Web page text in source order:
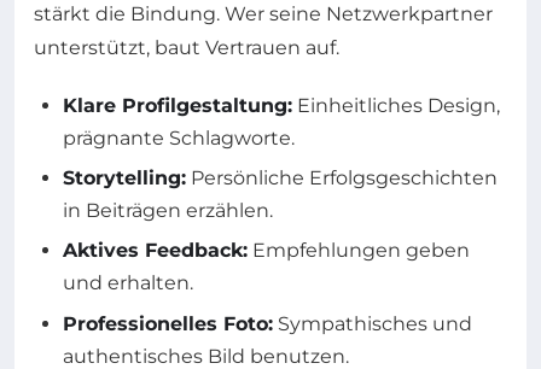
stärkt die Bindung. Wer seine Netzwerkpartner
unterstützt, baut Vertrauen auf.
Klare Profilgestaltung: Einheitliches Design,
prägnante Schlagworte.
Storytelling: Persönliche Erfolgsgeschichten
in Beiträgen erzählen.
Aktives Feedback: Empfehlungen geben
und erhalten.
Professionelles Foto: Sympathisches und
authentisches Bild benutzen.